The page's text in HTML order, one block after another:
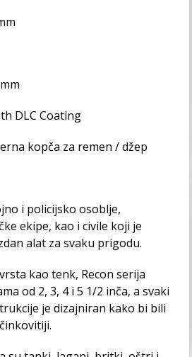
DLC Coating
kopča za remen / džep
i policijsko osoblje,
ekipe, kao i civile koji je
alat za svaku prigodu.
kao tenk, Recon serija
od 2, 3, 4 i 5 1/2 inča, a svaki
je dizajniran kako bi bili